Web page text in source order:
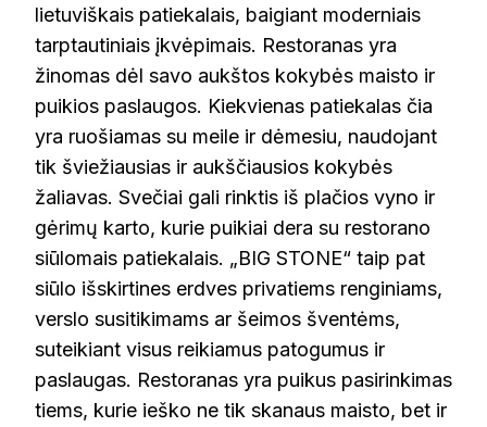
lietuviškais patiekalais, baigiant moderniais
tarptautiniais įkvėpimais. Restoranas yra
žinomas dėl savo aukštos kokybės maisto ir
puikios paslaugos. Kiekvienas patiekalas čia
yra ruošiamas su meile ir dėmesiu, naudojant
tik šviežiausias ir aukščiausios kokybės
žaliavas. Svečiai gali rinktis iš plačios vyno ir
gėrimų karto, kurie puikiai dera su restorano
siūlomais patiekalais. „BIG STONE“ taip pat
siūlo išskirtines erdves privatiems renginiams,
verslo susitikimams ar šeimos šventėms,
suteikiant visus reikiamus patogumus ir
paslaugas. Restoranas yra puikus pasirinkimas
tiems, kurie ieško ne tik skanaus maisto, bet ir